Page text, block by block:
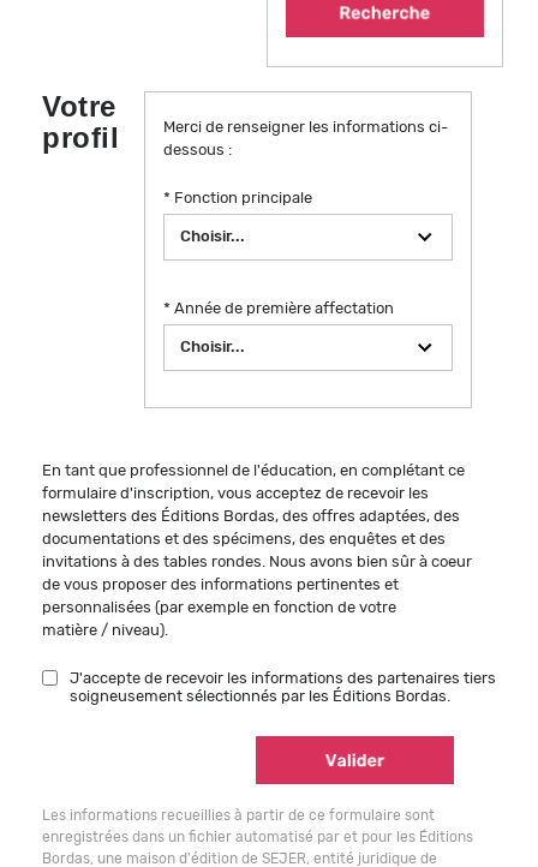
Votre
profil
Merci de renseigner les informations ci-
dessous :
* Fonction principale
* Année de première affectation
En tant que professionnel de l'éducation, en complétant ce
formulaire d'inscription, vous acceptez de recevoir les
newsletters des Éditions Bordas, des offres adaptées, des
documentations et des spécimens, des enquêtes et des
invitations à des tables rondes. Nous avons bien sûr à coeur
de vous proposer des informations pertinentes et
personnalisées (par exemple en fonction de votre
matière / niveau).
J'accepte de recevoir les informations des partenaires tiers
soigneusement sélectionnés par les Éditions Bordas.
Les informations recueillies à partir de ce formulaire sont
enregistrées dans un fichier automatisé par et pour les Éditions
Bordas, une maison d'édition de SEJER, entité juridique de